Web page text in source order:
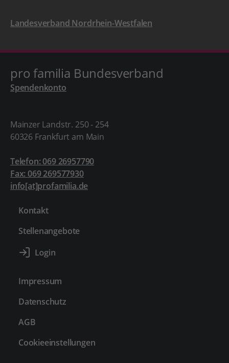
Landesverband Nordrhein-Westfalen
pro familia Bundesverband
Spendenkonto
Mainzer Landstr. 250 - 254
60326 Frankfurt am Main
Telefon: 069 26957790
Fax: 069 269577930
info[at]profamilia.de
Kontakt
Stellenangebote
Impressum
Datenschutz
AGB
Cookieeinstellungen